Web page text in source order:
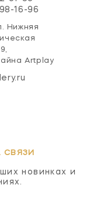
16-96
Нижняя
Artplay
новинках и